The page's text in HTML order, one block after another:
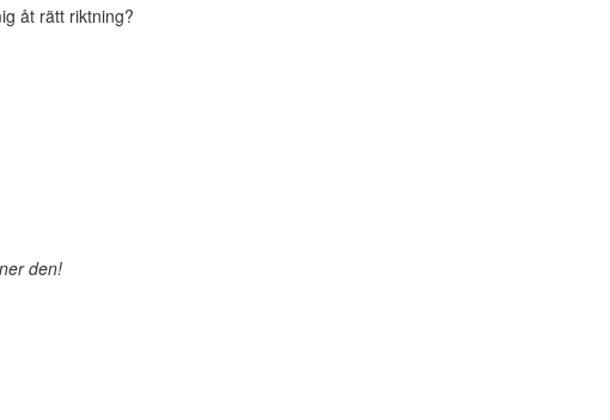
åt rätt riktning?
den!